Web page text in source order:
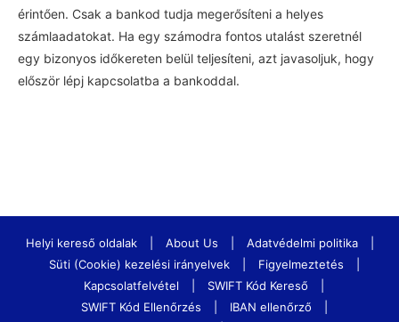
érintően. Csak a bankod tudja megerősíteni a helyes
számlaadatokat. Ha egy számodra fontos utalást szeretnél
egy bizonyos időkereten belül teljesíteni, azt javasoljuk, hogy
először lépj kapcsolatba a bankoddal.
Helyi kereső oldalak About Us Adatvédelmi politika
Süti (Cookie) kezelési irányelvek
Figyelmeztetés
Kapcsolatfelvétel
SWIFT Kód Kereső
SWIFT Kód Ellenőrzés
IBAN ellenőrző